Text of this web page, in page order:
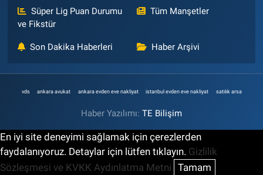
Süper Lig Puan Durumu
ve Fikstür
Tüm Manşetler
Son Dakika Haberleri Haber Arşivi
vds ankara avukat ankara evden eve nakliyat istanbul evden eve nakliyat satılık arsa
Haber Yazılımı: TE Bilişim
En iyi site deneyimi sağlamak için çerezlerden
faydalanıyoruz. Detaylar için lütfen tıklayın. Gizlilik
Sözleşmesi ve KVKK Aydınlatma Metni Tamam